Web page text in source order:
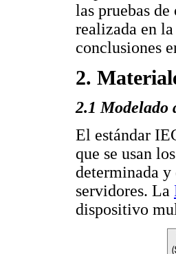
las pruebas
realizada en
conclusiones
2.
2.1 Modelado
El estándar
que se usan
determinada
servidores. La
dispositivo